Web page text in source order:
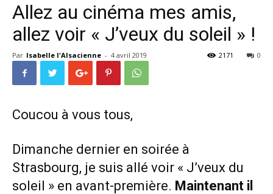
Allez au cinéma mes amis,
allez voir « J’veux du soleil » !
Par Isabelle l'Alsacienne - 4 avril 2019 0
2171
Coucou à vous tous,
Dimanche dernier en soirée à
Strasbourg, je suis allé voir « J’veux du
soleil » en avant-première. Maintenant il